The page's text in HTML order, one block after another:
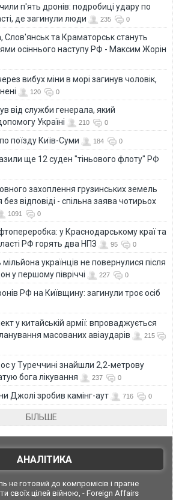
п'ять дронів: подробиці удару по
де загинули люди
235 0
Слов'янськ та Краматорськ стануть
осіннього наступу РФ - Максим Жорін
вибух міни в морі загинув чоловік,
120 0
від служби генерала, який
Україні
210 0
поїзду Київ-Суми 184 0
ще 12 суден "тіньового флоту" РФ
захоплення грузинських земель
відповіді - спільна заява чотирьох
1091 0
у Краснодарському краї та
РФ горять два НПЗ
95 0
українців не повернулися після
у першому півріччі
227 0
РФ на Київщину: загинули троє осіб
у китайській армії: впроваджується
масованих авіаударів
215
у Туреччині знайшли 2,2-метрову
бога лікування
237 0
Джолі зробив камінг-аут 716 0
БІЛЬШЕ
АНАЛІТИКА
не готовий до компромісів і прагне
своїх цілей війною, - Foreign Affairs